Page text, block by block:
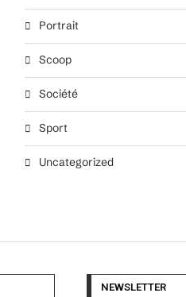
Portrait
Scoop
Société
Sport
Uncategorized
NEWSLETTER